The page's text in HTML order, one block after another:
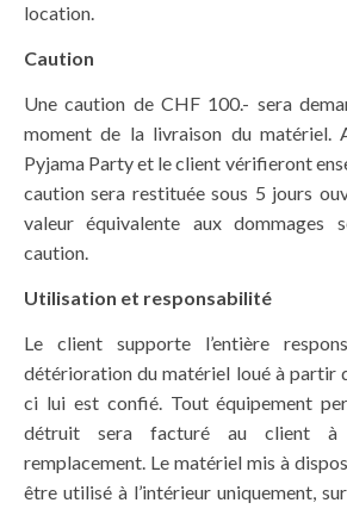
location.
Caution
Une caution de CHF 100.- sera
moment de la livraison du matériel.
Pyjama Party et le client vérifieront
caution sera restituée sous 5 jours
valeur équivalente aux dommages
caution.
Utilisation et responsabilité
Le client supporte l’entière
détérioration du matériel loué à partir
ci lui est confié. Tout équipement
détruit sera facturé au client à
remplacement. Le matériel mis à
être utilisé à l’intérieur uniquement,